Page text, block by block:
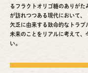
るフラクトオリゴ糖のありが
が訪れつつある現代において
欠乏に由来する致命的なトラ
未来のことをリアルに考えて、
い。